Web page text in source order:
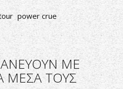
power crue
ΜΕ
ΜΕΣΑ ΤΟΥΣ